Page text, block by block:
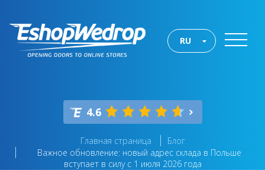
RU
4.6
Главная страница
Блог
Важное обновление: новый адрес склада в Польше
вступает в силу с 1 июля 2026 года